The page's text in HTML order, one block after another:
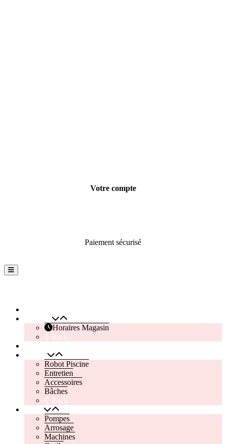
Votre compte
Paiement sécurisé
Instagram
Facebook
Back
To
Horaires Magasin
Back
Robot Piscine
Entretien
Accessoires
Bâches
Back
Pompes
Arrosage
Machines